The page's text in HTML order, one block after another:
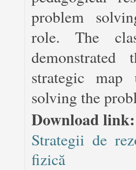
problem
role. The
strategic
solving the
Download link:
Strategii de
fizică